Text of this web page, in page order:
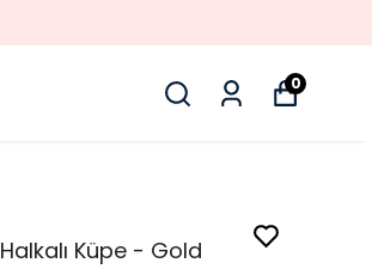
0
Küpe - Gold